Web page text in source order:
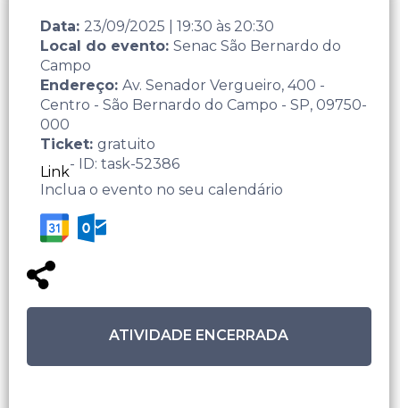
Data: 23/09/2025 19:30 às 20:30
Local do evento: Senac São Bernardo do
Campo
Endereço: Av. Senador Vergueiro, 400 -
Centro - São Bernardo do Campo - SP, 09750-
000
Ticket: gratuito
Link- ID: task-52386
Inclua o evento no seu calendário
ATIVIDADE ENCERRADA